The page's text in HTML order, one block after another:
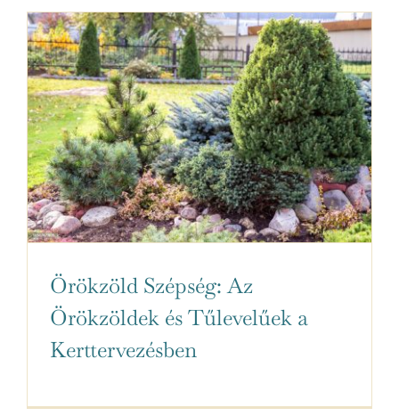
Örökzöld Szépség: Az
Örökzöldek és Tűlevelűek a
Kerttervezésben